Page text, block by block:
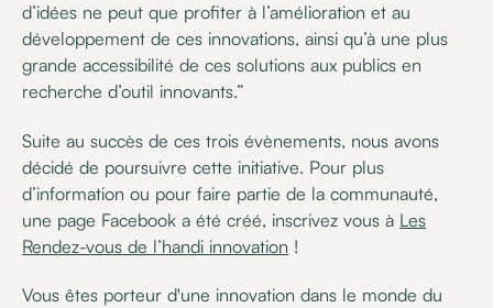
d’idées ne peut que profiter à l’amélioration et au
développement de ces innovations, ainsi qu’à une plus
grande accessibilité de ces solutions aux publics en
recherche d’outil innovants.”
Suite au succès de ces trois évènements, nous avons
décidé de poursuivre cette initiative. Pour plus
d’information ou pour faire partie de la communauté,
une page Facebook a été créé, inscrivez vous à Les
Rendez-vous de l’handi innovation !
Vous êtes porteur d'une innovation dans le monde du